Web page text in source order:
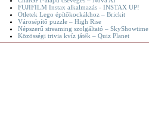
FUJIFILM Instax alkalmazás - INSTAX UP!
Ötletek Lego építőkockákhoz – Brickit
Városépítő puzzle – High Rise
Népszerű streaming szolgáltató – SkyShowtime
Közösségi trivia kvíz játék – Quiz Planet